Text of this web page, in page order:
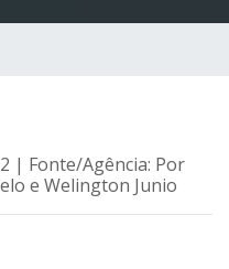
| Fonte/Agência: Por
e Welington Junio